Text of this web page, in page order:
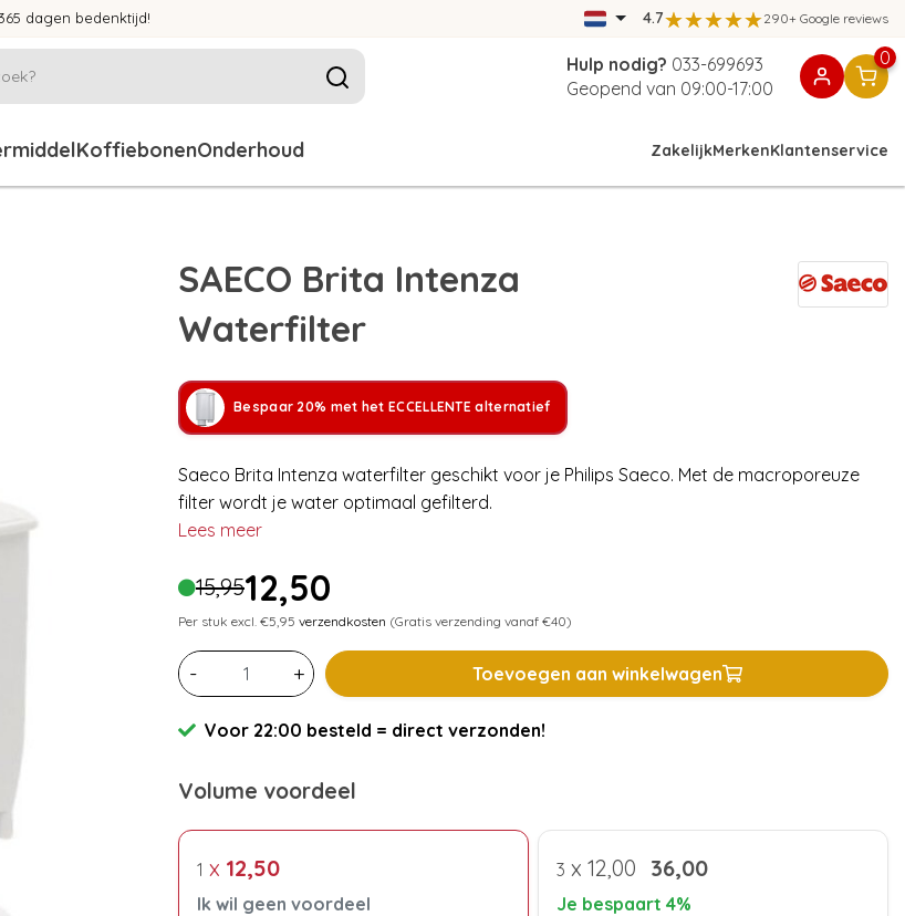
dagen bedenktijd! 4.7 290+ Google reviews
Hulp nodig? 033-699693
Geopend van 09:00-17:00
0
KoffiebonenOnderhoud ZakelijkMerkenKlantenservice
SAECO Brita Intenza
Waterfilter
Bespaar 20% met het ECCELLENTE alternatief
Saeco Brita Intenza waterfilter geschikt voor je Philips Saeco. Met de macroporeuze
filter wordt je water optimaal gefilterd.
Lees meer
15,9512,50
Per stuk excl. €5,95 verzendkosten (Gratis verzending vanaf €40)
- + Toevoegen aan winkelwagen
Voor 22:00 besteld = direct verzonden!
Volume voordeel
1 x 12,50
Ik wil geen voordeel
3 x 12,00 36,00
Je bespaart 4%